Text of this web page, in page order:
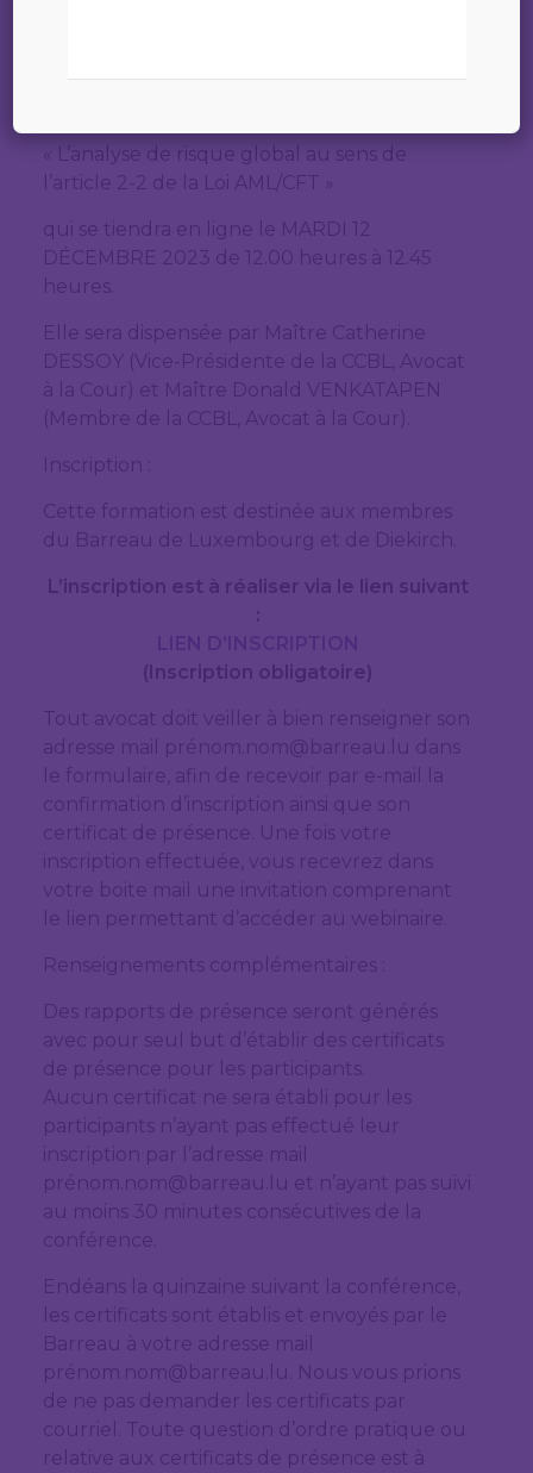
une séance de formation (webinaire Webex)
« L’analyse de risque global au sens de
l’article 2-2 de la Loi AML/CFT »
qui se tiendra en ligne le MARDI 12
DÉCEMBRE 2023 de 12.00 heures à 12.45
heures.
Elle sera dispensée par Maître Catherine
DESSOY (Vice-Présidente de la CCBL, Avocat
à la Cour) et Maître Donald VENKATAPEN
(Membre de la CCBL, Avocat à la Cour).
Inscription :
Cette formation est destinée aux membres
du Barreau de Luxembourg et de Diekirch.
L’inscription est à réaliser via le lien suivant
:
(Inscription obligatoire)
Tout avocat doit veiller à bien renseigner son
adresse mail prénom.nom@barreau.lu dans
le formulaire, afin de recevoir par e-mail la
confirmation d’inscription ainsi que son
certificat de présence. Une fois votre
inscription effectuée, vous recevrez dans
votre boite mail une invitation comprenant
le lien permettant d’accéder au webinaire.
Renseignements complémentaires :
Des rapports de présence seront générés
avec pour seul but d’établir des certificats
de présence pour les participants.
Aucun certificat ne sera établi pour les
participants n’ayant pas effectué leur
inscription par l’adresse mail
prénom.nom@barreau.lu et n’ayant pas suivi
au moins 30 minutes consécutives de la
conférence.
Endéans la quinzaine suivant la conférence,
les certificats sont établis et envoyés par le
Barreau à votre adresse mail
prénom.nom@barreau.lu. Nous vous prions
de ne pas demander les certificats par
courriel. Toute question d’ordre pratique ou
relative aux certificats de présence est à